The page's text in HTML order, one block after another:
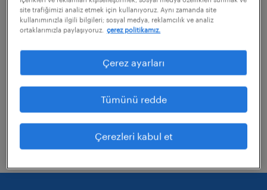
uyguladığınız bazı filtreleri kaldırmayı
değerlendirebilirsiniz
Aramanıza uzmanlık alanlarını düzelterek
tekrar deneyin.
Belirli bir konumdaki işleri mi aradınız?
Mesafeyi genişletmeyi düşünün.
site trafiğimizi analiz etmek için kullanıyoruz. Aynı zamanda site
kullanımınızla ilgili bilgileri; sosyal medya, reklamcılık ve analiz
ortaklarımızla paylaşıyoruz. çerez politikamız.
Çerez ayarları
Tümünü redde
Çerezleri kabul et